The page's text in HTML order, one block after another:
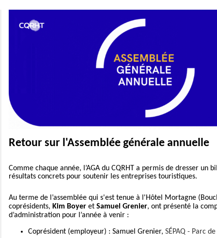
Retour sur l'Assemblée générale annuelle
Comme chaque année, l’AGA du CQRHT a permis de dresser un
résultats concrets pour soutenir les entreprises touristiques.
Au terme de l’assemblée qui s'est tenue à l'Hôtel Mortagne
coprésidents, Kim Boyer et Samuel Grenier, ont présenté la
d’administration pour l’année à venir :
Coprésident (employeur) : Samuel Grenier, SÉPAQ - Parc